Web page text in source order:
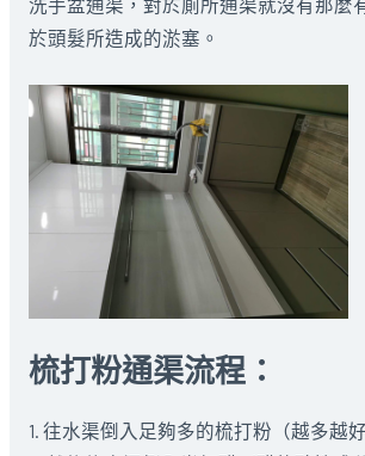
於頭髮所造成的淤塞。
梳打粉通渠流程：
1. 往水渠倒入足夠多的梳打粉（越多越好